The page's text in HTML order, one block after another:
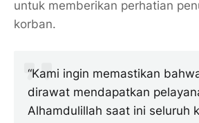
untuk memberikan perhatian
korban.
“Kami ingin memastikan
dirawat mendapatkan
Alhamdulillah saat ini seluruh